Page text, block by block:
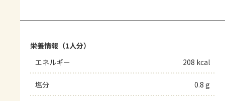
栄養情報（1人分）
エネルギー
208 kcal
塩分 0.8 g